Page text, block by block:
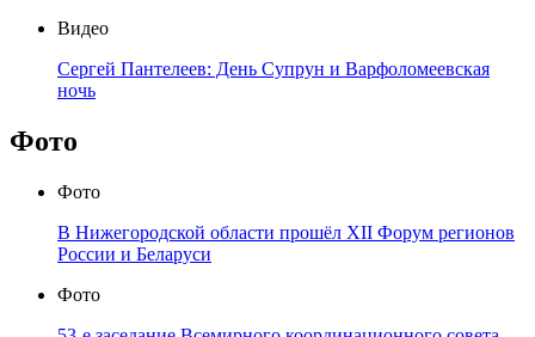
Видео
Сергей Пантелеев: День Супрун и Варфоломеевская
ночь
Фото
Фото
В Нижегородской области прошёл XII Форум регионов
России и Беларуси
Фото